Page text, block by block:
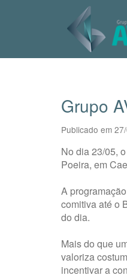
Grupo
Publicado em
No dia 23/05,
Poeira, em
A
comitiva até o
do dia.
Mais do que
valoriza
incentivar a